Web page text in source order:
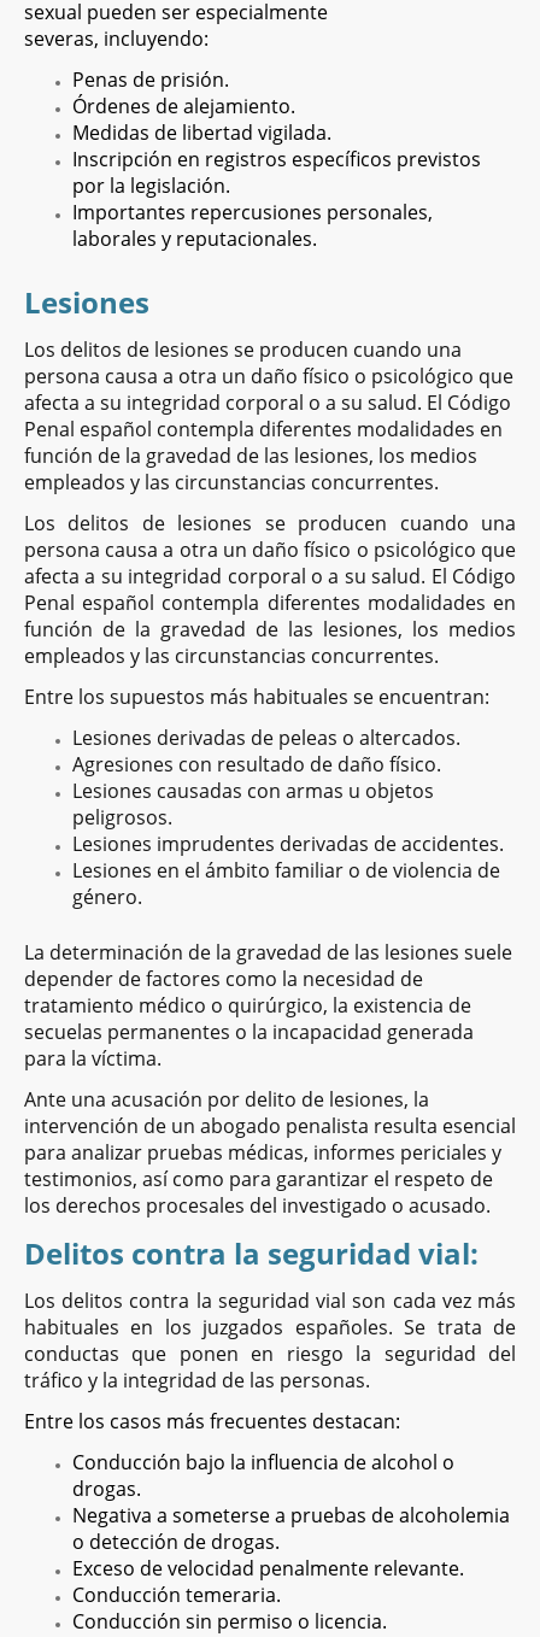
sexual pueden ser especialmente
severas, incluyendo:
Penas de prisión.
Órdenes de alejamiento.
Medidas de libertad vigilada.
Inscripción en registros específicos previstos
por la legislación.
Importantes repercusiones personales,
laborales y reputacionales.
Lesiones
Los delitos de lesiones se producen cuando una
persona causa a otra un daño físico o psicológico que
afecta a su integridad corporal o a su salud. El Código
Penal español contempla diferentes modalidades en
función de la gravedad de las lesiones, los medios
empleados y las circunstancias concurrentes.
Los delitos de lesiones se producen cuando una
persona causa a otra un daño físico o psicológico que
afecta a su integridad corporal o a su salud. El Código
Penal español contempla diferentes modalidades en
función de la gravedad de las lesiones, los medios
empleados y las circunstancias concurrentes.
Entre los supuestos más habituales se encuentran:
Lesiones derivadas de peleas o altercados.
Agresiones con resultado de daño físico.
Lesiones causadas con armas u objetos
peligrosos.
Lesiones imprudentes derivadas de accidentes.
Lesiones en el ámbito familiar o de violencia de
género.
La determinación de la gravedad de las lesiones suele
depender de factores como la necesidad de
tratamiento médico o quirúrgico, la existencia de
secuelas permanentes o la incapacidad generada
para la víctima.
Ante una acusación por delito de lesiones, la
intervención de un abogado penalista resulta esencial
para analizar pruebas médicas, informes periciales y
testimonios, así como para garantizar el respeto de
los derechos procesales del investigado o acusado.
Delitos contra la seguridad vial:
Los delitos contra la seguridad vial son cada vez más
habituales en los juzgados españoles. Se trata de
conductas que ponen en riesgo la seguridad del
tráfico y la integridad de las personas.
Entre los casos más frecuentes destacan:
Conducción bajo la influencia de alcohol o
drogas.
Negativa a someterse a pruebas de alcoholemia
o detección de drogas.
Exceso de velocidad penalmente relevante.
Conducción temeraria.
Conducción sin permiso o licencia.